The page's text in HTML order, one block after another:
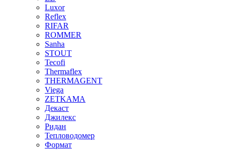
Luxor
Reflex
RIFAR
ROMMER
Sanha
STOUT
Tecofi
Thermaflex
THERMAGENT
Viega
ZETKAMA
Декаст
Джилекс
Ридан
Тепловодомер
Формат